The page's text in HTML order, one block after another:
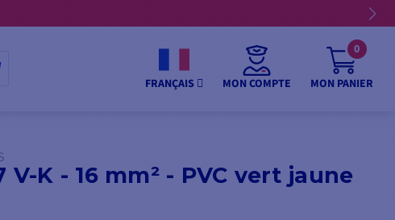
FRANÇAIS MON COMPTE MON PANIER
0
V-K - 16 mm² - PVC vert jaune